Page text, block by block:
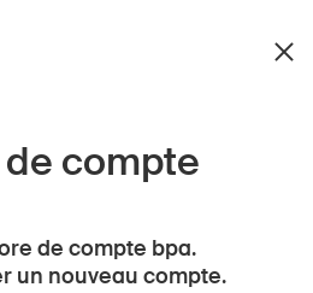
compte
de compte bpa.
un nouveau compte.